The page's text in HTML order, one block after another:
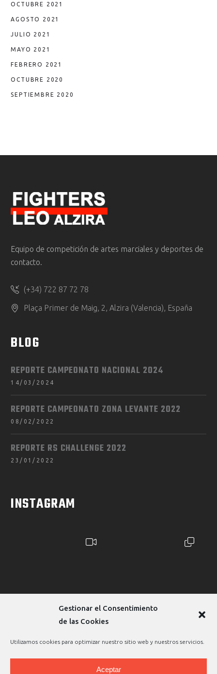
Gestionar el Consentimiento
de las Cookies
Utilizamos cookies para optimizar nuestro sitio web y nuestros servicios.
Aceptar
OCTUBRE 2021
AGOSTO 2021
JULIO 2021
MAYO 2021
FEBRERO 2021
OCTUBRE 2020
SEPTIEMBRE 2020
Equipo de competición de artes marciales y deportes de
contacto.
(+34) 722 87 72 78
Plaça Primer de Maig, 2, Alzira (Valencia), España
BLOG
REPORTE CAMPEONATO NACIONAL 2024
14/03/2024
REPORTE CAMPEONATO ZONA LEVANTE 2022
08/02/2022
REPORTE RS CHALLENGE 2022
23/01/2022
INSTAGRAM